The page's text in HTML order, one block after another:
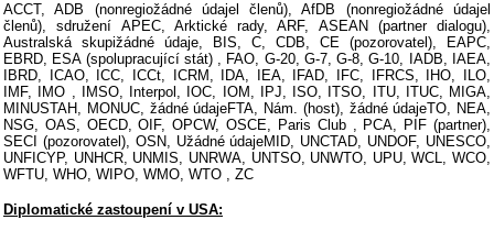
ACCT, ADB (nonregiožádné údajel členů), AfDB (nonregiožádné údajel
členů), sdružení APEC, Arktické rady, ARF, ASEAN (partner dialogu),
Australská skupižádné údaje, BIS, C, CDB, CE (pozorovatel), EAPC,
EBRD, ESA (spolupracující stát) , FAO, G-20, G-7, G-8, G-10, IADB, IAEA,
IBRD, ICAO, ICC, ICCt, ICRM, IDA, IEA, IFAD, IFC, IFRCS, IHO, ILO,
IMF, IMO , IMSO, Interpol, IOC, IOM, IPJ, ISO, ITSO, ITU, ITUC, MIGA,
MINUSTAH, MONUC, žádné údajeFTA, Nám. (host), žádné údajeTO, NEA,
NSG, OAS, OECD, OIF, OPCW, OSCE, Paris Club , PCA, PIF (partner),
SECI (pozorovatel), OSN, Užádné údajeMID, UNCTAD, UNDOF, UNESCO,
UNFICYP, UNHCR, UNMIS, UNRWA, UNTSO, UNWTO, UPU, WCL, WCO,
WFTU, WHO, WIPO, WMO, WTO , ZC
Diplomatické zastoupení v USA: